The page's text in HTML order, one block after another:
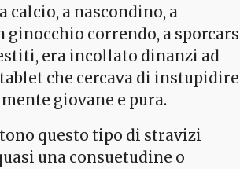
calcio, a nascondino, a
ginocchio correndo, a
era incollato dinanzi ad
che cercava di instupidire
giovane e pura.
questo tipo di stravizi
una consuetudine o